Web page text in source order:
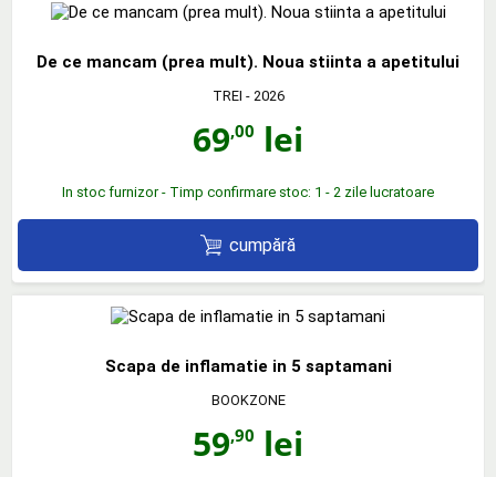
De ce mancam (prea mult). Noua stiinta a apetitului
TREI - 2026
69,00 lei
In stoc furnizor - Timp confirmare stoc: 1 - 2 zile lucratoare
cumpără
Scapa de inflamatie in 5 saptamani
BOOKZONE
59,90 lei